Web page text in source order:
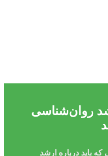
روان‌شناسی
که باید درباره ارشد